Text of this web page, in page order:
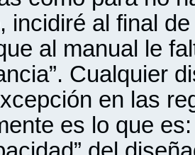
incidiré al final
al manual le
Cualquier
en las
es lo que